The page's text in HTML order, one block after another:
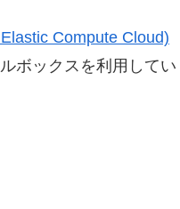
Compute Cloud)
ボックスを利用してい